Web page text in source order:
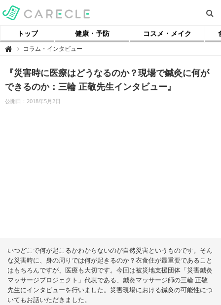
トップ 健康・予防 コスメ・メイク
 【
ル
】
コラム・インタビュー
『災害時に医療はどうなるのか？現場で鍼灸に何が
できるのか：三輪 正敬先生インタビュー』
公開日：2018年5月2日
いつどこで何が起こるかわからないのが自然災害というものです。そん
な災害時に、身の周りでは何が起きるのか？衣食住が最重要であること
はもちろんですが、医療も大切です。今回は被災地支援団体「災害鍼灸
マッサージプロジェクト」代表である、鍼灸マッサージ師の三輪 正敬
先生にインタビューを行いました。災害現場における鍼灸の可能性につ
いてもお話いただきました。